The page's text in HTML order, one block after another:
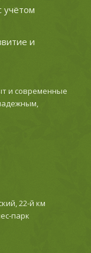
учётом
и
и современные
22-й км
парк